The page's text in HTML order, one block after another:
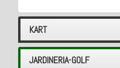
KART
JARDINERIA-GOLF